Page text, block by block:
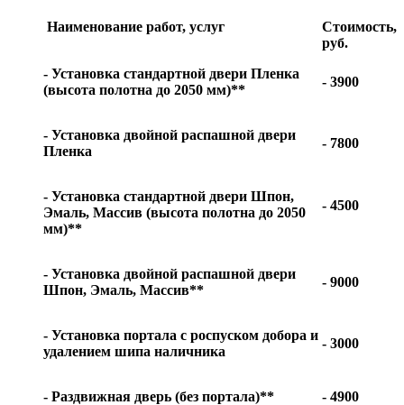
Наименование работ, услуг
Стоимость,
руб.
- Установка стандартной двери Пленка
(высота полотна до 2050 мм)**
- 3900
- Установка двойной распашной двери
Пленка
- 7800
- Установка стандартной двери Шпон,
Эмаль, Массив (высота полотна до 2050
мм)**
- 4500
- Установка двойной распашной двери
Шпон, Эмаль, Массив**
- 9000
- Установка портала с роспуском добора и
удалением шипа наличника
- 3000
- Раздвижная дверь (без портала)** - 4900